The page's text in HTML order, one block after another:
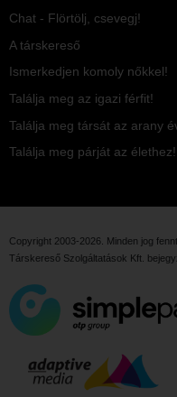
Chat - Flörtölj, csevegj!
A társkereső
Ismerkedjen komoly nőkkel!
Találja meg az igazi férfit!
Találja meg társát az arany
Találja meg párját az élethez!
Copyright 2003-2026. Minden jog
Társkereső Szolgáltatások Kft.